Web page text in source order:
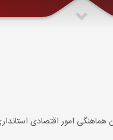
امور اقتصادی